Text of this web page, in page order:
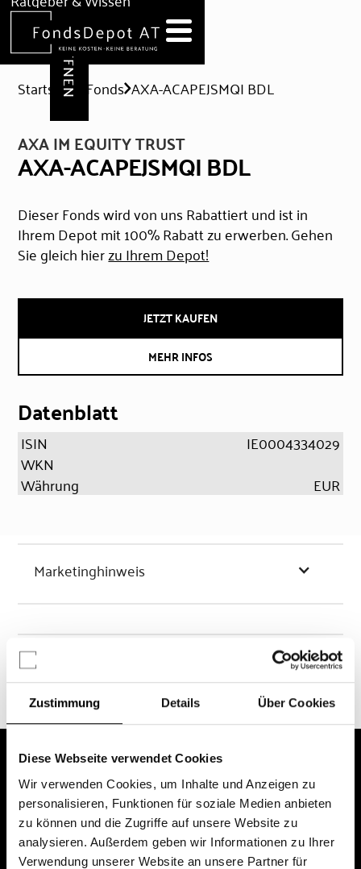
Zustimmung Details Über Cookies
Diese Webseite verwendet Cookies
Wir verwenden Cookies, um Inhalte und Anzeigen zu
personalisieren, Funktionen für soziale Medien anbieten
zu können und die Zugriffe auf unsere Website zu
analysieren. Außerdem geben wir Informationen zu Ihrer
Verwendung unserer Website an unsere Partner für
Hilfe & Formulare
DEPOT ERÖFFNEN
Startseite Fonds AXA-ACAPEJSMQI BDL
AXA IM EQUITY TRUST
AXA-ACAPEJSMQI BDL
Dieser Fonds wird von uns Rabattiert und ist in
Ihrem Depot mit 100% Rabatt zu erwerben. Gehen
Sie gleich hierzu Ihrem Depot!
JETZT KAUFEN
MEHR INFOS
Datenblatt
ISIN
IE0004334029
WKN
Währung
EUR
Marketinghinweis
Chancen & Risiken